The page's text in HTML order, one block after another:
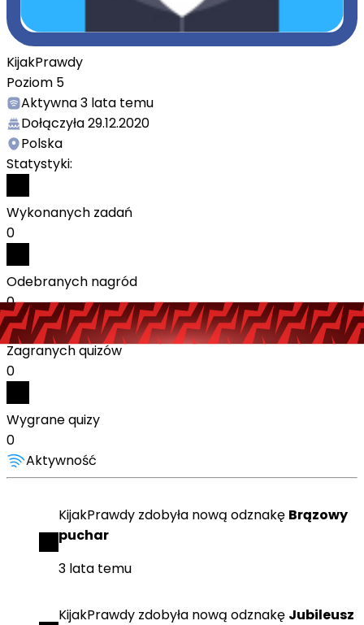
KijakPrawdy
Poziom 5
Aktywna3 lata temu
Dołączyła29.12.2020
Polska
Statystyki:
Wykonanych zadań
0
Odebranych nagród
0
Zagranych quizów
0
Wygrane quizy
0
Aktywność
KijakPrawdy zdobyła nową odznakę Brązowy
puchar
3 lata temu
KijakPrawdy zdobyła nową odznakę Jubileusz